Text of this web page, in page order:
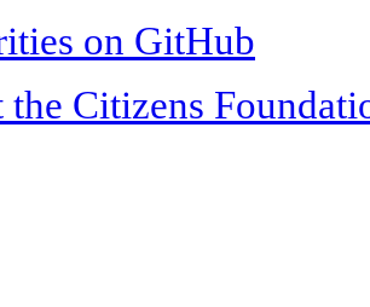
on GitHub
the Citizens